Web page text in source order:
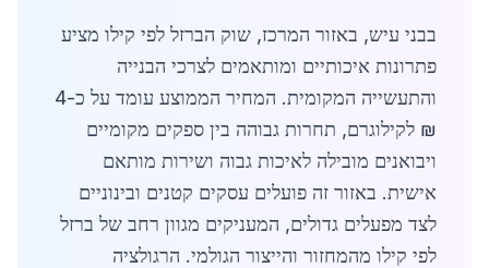
בבני עיש, באזור המרכז, שוק הברזל לפי קילו מציע
פתרונות איכותיים ומותאמים לצרכי הבנייה
והתעשייה המקומית. המחיר הממוצע עומד על כ-4
₪ לקילוגרם, תחרות גבוהה בין ספקים מקומיים
ויבואנים מובילה לאיכות גבוה ושירות מותאם
אישית. באזור זה פועלים עסקים קטנים ובינוניים
לצד מפעלים גדולים, המעניקים מגוון רחב של ברזל
לפי קילו מהמחזור והייצור הגולמי. הרגולציה